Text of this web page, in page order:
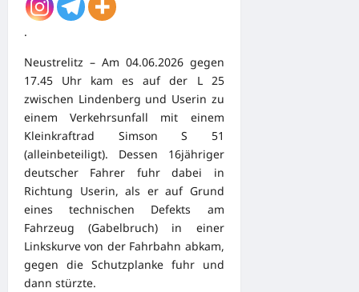
.
Neustrelitz – Am 04.06.2026 gegen
17.45 Uhr kam es auf der L 25
zwischen Lindenberg und Userin zu
einem Verkehrsunfall mit einem
Kleinkraftrad Simson S 51
(alleinbeteiligt). Dessen 16jähriger
deutscher Fahrer fuhr dabei in
Richtung Userin, als er auf Grund
eines technischen Defekts am
Fahrzeug (Gabelbruch) in einer
Linkskurve von der Fahrbahn abkam,
gegen die Schutzplanke fuhr und
dann stürzte.